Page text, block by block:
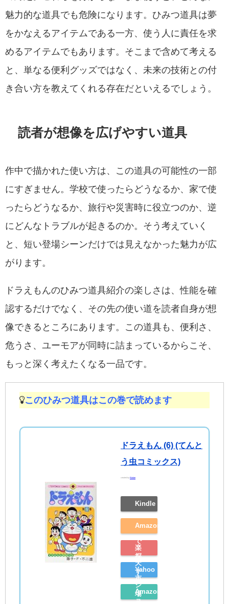
魅力的な道具でも危険になります。ひみつ道具は夢
をかなえるアイテムである一方、使う人に責任を求
めるアイテムでもあります。そこまで含めて考える
と、単なる便利グッズではなく、未来の技術との付
き合い方を教えてくれる存在だといえるでしょう。
読者が想像を広げやすい道具
作中で描かれた使い方は、この道具の可能性の一部
にすぎません。学校で使ったらどうなるか、家で使
ったらどうなるか、旅行や災害時に役立つのか、逆
にどんなトラブルが起きるのか。そう考えていく
と、短い登場シーンだけでは見えなかった魅力が広
がります。
ドラえもんのひみつ道具紹介の楽しさは、性能を確
認するだけでなく、その先の使い道を読者自身が想
像できるところにあります。この道具も、便利さ、
危うさ、ユーモアが同時に詰まっているからこそ、
もっと深く考えたくなる一品です。
このひみつ道具はこの巻で読めます
ドラえもん (6) (てんと
う虫コミックス)
created byRinker
Kindle
Amazon
で
探
す
楽
天
市
場
Yahoo
シ
ョ
Amazon